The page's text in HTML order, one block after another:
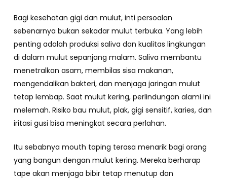
Bagi kesehatan gigi dan mulut, inti persoalan
sebenarnya bukan sekadar mulut terbuka. Yang lebih
penting adalah produksi saliva dan kualitas lingkungan
di dalam mulut sepanjang malam. Saliva membantu
menetralkan asam, membilas sisa makanan,
mengendalikan bakteri, dan menjaga jaringan mulut
tetap lembap. Saat mulut kering, perlindungan alami ini
melemah. Risiko bau mulut, plak, gigi sensitif, karies, dan
iritasi gusi bisa meningkat secara perlahan.
Itu sebabnya mouth taping terasa menarik bagi orang
yang bangun dengan mulut kering. Mereka berharap
tape akan menjaga bibir tetap menutup dan